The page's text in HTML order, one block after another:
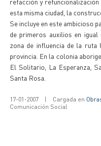
esta misma ciudad, la
Se incluye en este ambicioso
de primeros auxilios en igual
zona de influencia de la ruta
provincia. En la colonia
El Solitario, La Esperanza,
Santa Rosa.
17-01-2007 | Cargada en
Comunicación Social